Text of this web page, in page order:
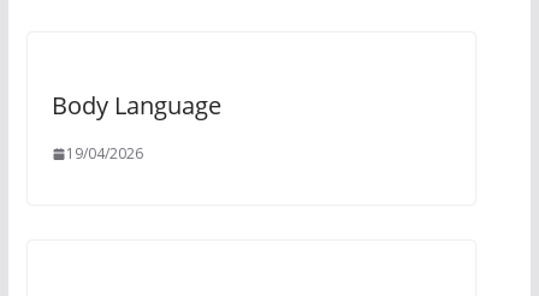
Body Language
19/04/2026